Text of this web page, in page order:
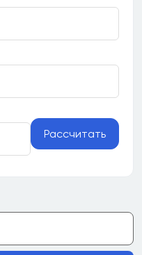
Рассчитать